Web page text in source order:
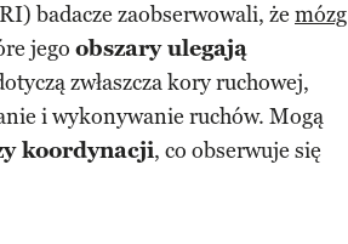
badacze zaobserwowali, że mózg
jego obszary ulegają
zwłaszcza kory ruchowej,
i wykonywanie ruchów. Mogą
koordynacji, co obserwuje się